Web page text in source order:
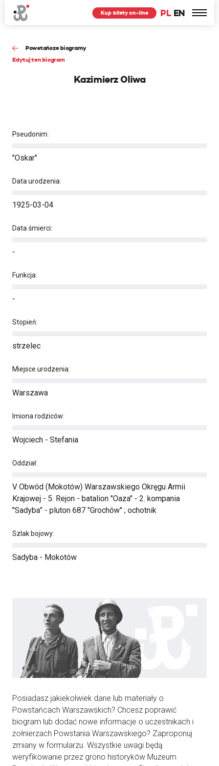
PL EN
Kup bilety on-line
Powstańcze biogramy
Edytuj ten biogram
Kazimierz Oliwa
Pseudonim:
"Oskar"
Data urodzenia:
1925-03-04
Data śmierci:
-
Funkcja:
-
Stopień:
strzelec
Miejsce urodzenia:
Warszawa
Imiona rodziców:
Wojciech - Stefania
Oddział:
V Obwód (Mokotów) Warszawskiego Okręgu Armii
Krajowej - 5. Rejon - batalion "Oaza" - 2. kompania
"Sadyba” - pluton 687 "Grochów" ; ochotnik
Szlak bojowy:
Sadyba - Mokotów
Posiadasz jakiekolwiek dane lub materiały o
Powstańcach Warszawskich? Chcesz poprawić
biogram lub dodać nowe informacje o uczestnikach i
żołnierzach Powstania Warszawskiego? Zaproponuj
zmiany w formularzu. Wszystkie uwagi będą
weryfikowanie przez grono historyków Muzeum